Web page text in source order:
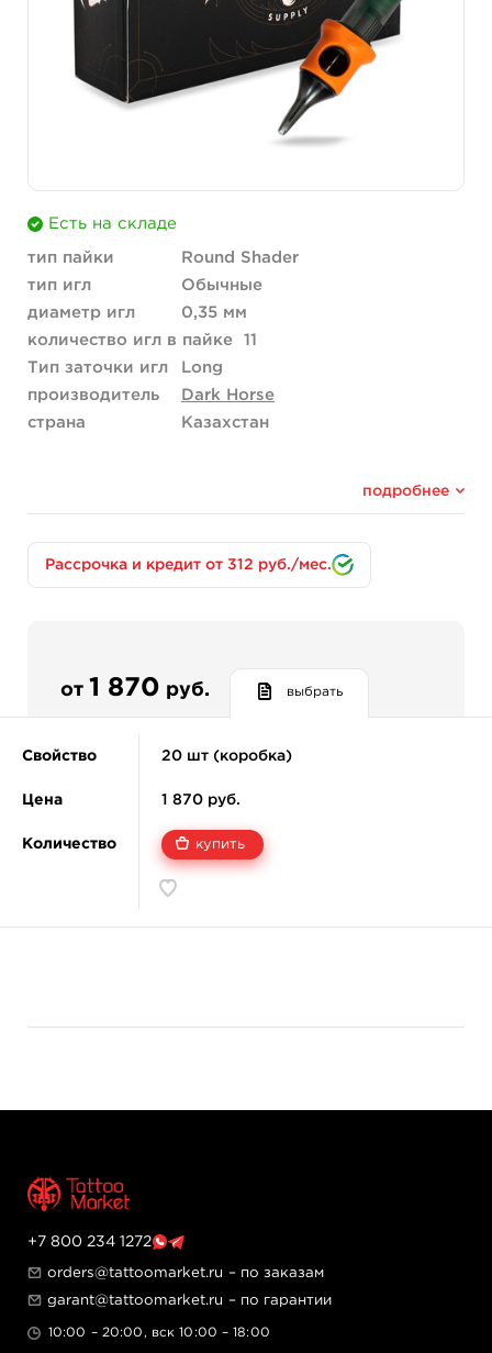
Есть на складе
тип пайки
Round Shader
тип игл
Обычные
диаметр игл
0,35 мм
количество игл в пайке
11
Тип заточки игл
Long
производитель
Dark Horse
страна
Казахстан
подробнее
Рассрочка и кредит от 312 руб./мес.
от 1 870 руб. выбрать
Свойство
Цена
Количество
20 шт (коробка)
1 870 руб.
купить
+7 800 234 1272
orders@tattoomarket.ru – по заказам
garant@tattoomarket.ru – по гарантии
10:00 – 20:00, вск 10:00 – 18:00